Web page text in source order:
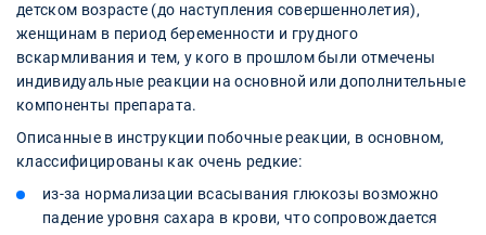
детском возрасте (до наступления совершеннолетия),
женщинам в период беременности и грудного
вскармливания и тем, у кого в прошлом были отмечены
индивидуальные реакции на основной или дополнительные
компоненты препарата.
Описанные в инструкции побочные реакции, в основном,
классифицированы как очень редкие:
из-за нормализации всасывания глюкозы возможно
падение уровня сахара в крови, что сопровождается